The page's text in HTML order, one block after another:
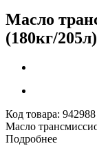
Масло
(180кг/205л)
Код товара: 942988
Масло
Подробнее